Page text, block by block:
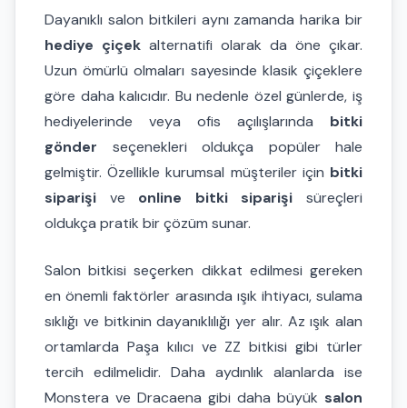
Dayanıklı salon bitkileri aynı zamanda harika bir
hediye çiçek alternatifi olarak da öne çıkar.
Uzun ömürlü olmaları sayesinde klasik çiçeklere
göre daha kalıcıdır. Bu nedenle özel günlerde, iş
hediyelerinde veya ofis açılışlarında bitki
gönder seçenekleri oldukça popüler hale
gelmiştir. Özellikle kurumsal müşteriler için bitki
siparişi ve online bitki siparişi süreçleri
oldukça pratik bir çözüm sunar.
Salon bitkisi seçerken dikkat edilmesi gereken
en önemli faktörler arasında ışık ihtiyacı, sulama
sıklığı ve bitkinin dayanıklılığı yer alır. Az ışık alan
ortamlarda Paşa kılıcı ve ZZ bitkisi gibi türler
tercih edilmelidir. Daha aydınlık alanlarda ise
Monstera ve Dracaena gibi daha büyük salon